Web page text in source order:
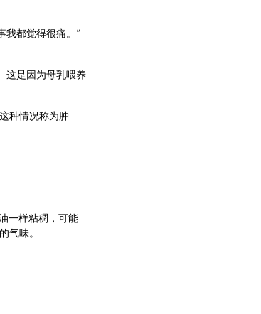
我都觉得很痛。”
这是因为母乳喂养
种情况称为肿
一样粘稠，可能
味。